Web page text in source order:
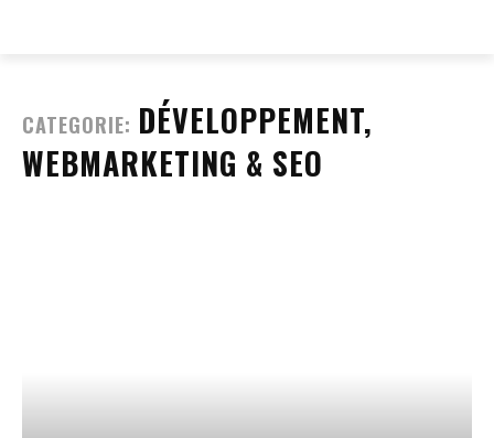
CATEGORIE: DÉVELOPPEMENT,
WEBMARKETING & SEO